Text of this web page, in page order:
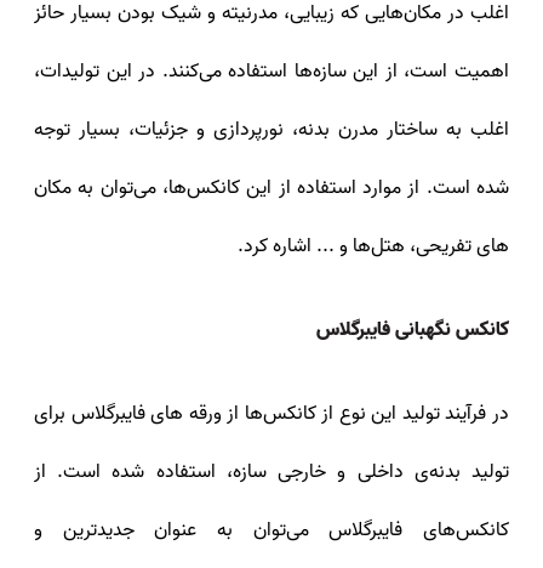
اغلب در مکان‌هایی که زیبایی، مدرنیته و شیک بودن بسیار حائز
اهمیت است، از این سازه‌ها استفاده می‌کنند. در این تولیدات،
اغلب به ساختار مدرن بدنه، نورپردازی و جزئیات، بسیار توجه
شده است. از موارد استفاده از این کانکس‌ها، می‌توان به مکان‌
های تفریحی، هتل‌ها و ... اشاره کرد.
کانکس نگهبانی فایبرگلاس
در فرآیند تولید این نوع از کانکس‌ها از ورقه‌‌ های فایبرگلاس برای
تولید بدنه‌ی داخلی و خارجی سازه، استفاده شده است. از
کانکس‌های فایبرگلاس می‌توان به عنوان جدید‌ترین و